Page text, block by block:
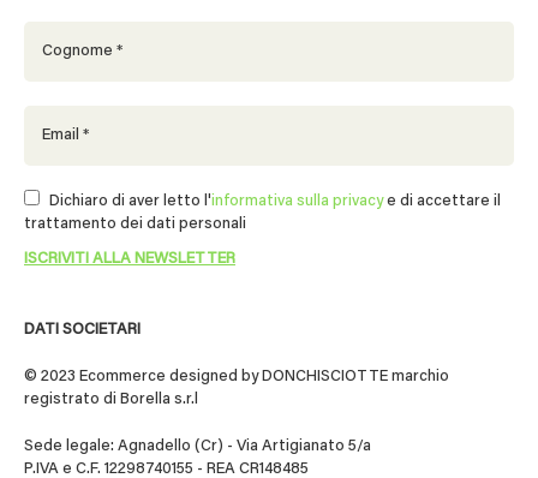
DATI SOCIETARI
© 2023 Ecommerce designed by DONCHISCIOTTE marchio
registrato di Borella s.r.l
Sede legale: Agnadello (Cr) - Via Artigianato 5/a
P.IVA e C.F. 12298740155 - REA CR148485
Dichiaro di aver letto l'informativa sulla privacye di accettare il
trattamento dei dati personali